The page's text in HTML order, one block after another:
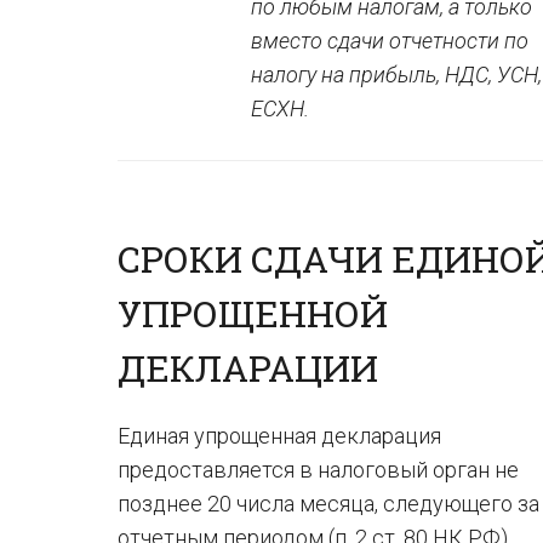
по любым налогам, а только
вместо сдачи отчетности по
налогу на прибыль, НДС, УСН,
ЕСХН.
СРОКИ СДАЧИ
УПРОЩЕННОЙ
ДЕКЛАРАЦИИ
Единая упрощенная декларация
предоставляется в налоговый орган не
позднее 20 числа месяца, следующего за
отчетным периодом (п. 2 ст. 80 НК РФ).